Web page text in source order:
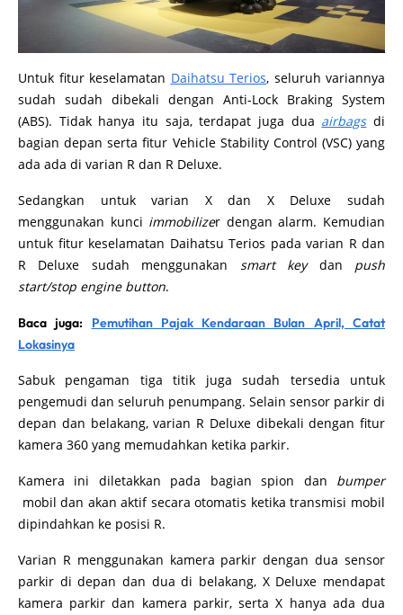
Untuk fitur keselamatan Daihatsu Terios, seluruh variannya
sudah sudah dibekali dengan Anti-Lock Braking System
(ABS). Tidak hanya itu saja, terdapat juga dua airbagsdi
bagian depan serta fitur Vehicle Stability Control (VSC) yang
ada ada di varian R dan R Deluxe.
Sedangkan untuk varian X dan X Deluxe sudah
menggunakan kunci immobilizer dengan alarm. Kemudian
untuk fitur keselamatan Daihatsu Terios pada varian R dan
R Deluxe sudah menggunakan smart key dan push
start/stop engine button.
Baca juga: Pemutihan Pajak Kendaraan Bulan April, Catat
Lokasinya
Sabuk pengaman tiga titik juga sudah tersedia untuk
pengemudi dan seluruh penumpang. Selain sensor parkir di
depan dan belakang, varian R Deluxe dibekali dengan fitur
kamera 360 yang memudahkan ketika parkir.
Kamera ini diletakkan pada bagian spion dan bumper
mobil dan akan aktif secara otomatis ketika transmisi mobil
dipindahkan ke posisi R.
Varian R menggunakan kamera parkir dengan dua sensor
parkir di depan dan dua di belakang, X Deluxe mendapat
kamera parkir dan kamera parkir, serta X hanya ada dua